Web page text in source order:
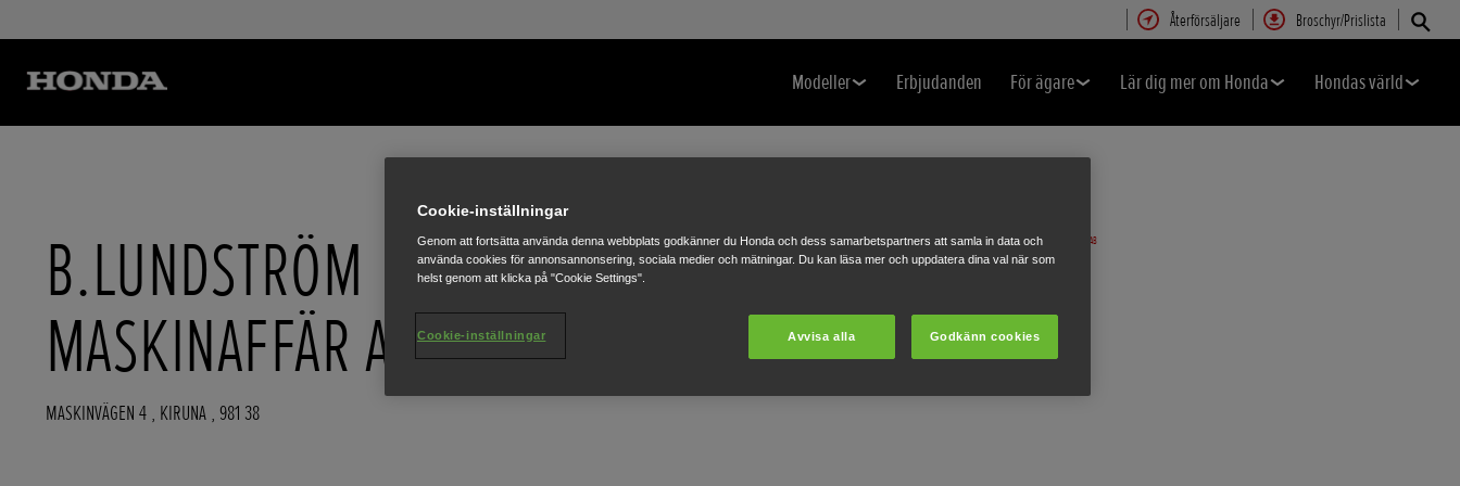
Återförsäljare Broschyr/Prislista
Modeller Erbjudanden För ägare Lär dig mer om Honda Hondas värld
B.LUNDSTRÖM
MASKINAFFÄR AB
MASKINVÄGEN 4 , KIRUNA , 981 38
Cookie-inställningar
Genom att fortsätta använda denna webbplats godkänner du Honda och dess samarbetspartners att samla in data och
använda cookies för annonsannonsering, sociala medier och mätningar. Du kan läsa mer och uppdatera dina val när som
helst genom att klicka på "Cookie Settings".
Avvisa alla Godkänn cookies
Cookie-inställningar